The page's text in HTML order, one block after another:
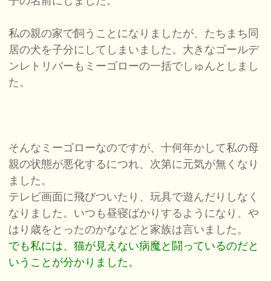
私の親の家で飼うことになりましたが、たちまち同
居の犬を子分にしてしまいました。大きなゴールデ
ンレトリバーもミーゴローの一括でしゅんとしまし
た。
そんなミーゴローなのですが、十何年かして私の母
親の状態が悪化するにつれ、次第に元気が無くなり
ました。
テレビ画面に飛びついたり、玩具で遊んだりしなく
なりました。いつも昼寝ばかりするようになり、や
はり歳をとったのかななどと家族は言いました。
でも私には、猫が見えない病魔と闘っているのだと
いうことが分かりました。